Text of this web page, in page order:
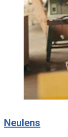
Neulens